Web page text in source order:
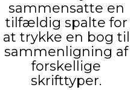
sammensatte en
tilfældig spalte for
at trykke en bog til
sammenligning af
forskellige
skrifttyper.